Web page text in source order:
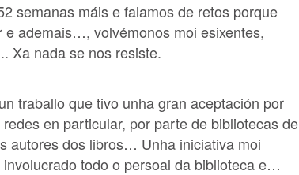
semanas máis e falamos de retos porque
ademais…, volvémonos moi esixentes,
Xa nada se nos resiste.
traballo que tivo unha gran aceptación por
en particular, por parte de bibliotecas de
autores dos libros… Unha iniciativa moi
todo o persoal da biblioteca e…